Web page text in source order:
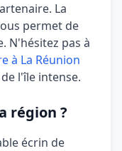
La
permet de
N'hésitez pas à
à La Réunion
l'île intense.
région ?
écrin de